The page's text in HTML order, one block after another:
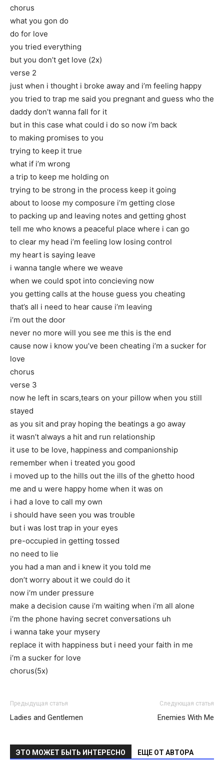
chorus
what you gon do
do for love
you tried everything
but you don’t get love (2x)
verse 2
just when i thought i broke away and i’m feeling happy
you tried to trap me said you pregnant and guess who the
daddy don’t wanna fall for it
but in this case what could i do so now i’m back
to making promises to you
trying to keep it true
what if i’m wrong
a trip to keep me holding on
trying to be strong in the process keep it going
about to loose my composure i’m getting close
to packing up and leaving notes and getting ghost
tell me who knows a peaceful place where i can go
to clear my head i’m feeling low losing control
my heart is saying leave
i wanna tangle where we weave
when we could spot into concieving now
you getting calls at the house guess you cheating
that’s all i need to hear cause i’m leaving
i’m out the door
never no more will you see me this is the end
cause now i know you’ve been cheating i’m a sucker for
love
chorus
verse 3
now he left in scars,tears on your pillow when you still
stayed
as you sit and pray hoping the beatings a go away
it wasn’t always a hit and run relationship
it use to be love, happiness and companionship
remember when i treated you good
i moved up to the hills out the ills of the ghetto hood
me and u were happy home when it was on
i had a love to call my own
i should have seen you was trouble
but i was lost trap in your eyes
pre-occupied in getting tossed
no need to lie
you had a man and i knew it you told me
don’t worry about it we could do it
now i’m under pressure
make a decision cause i’m waiting when i’m all alone
i’m the phone having secret conversations uh
i wanna take your mysery
replace it with happiness but i need your faith in me
i’m a sucker for love
chorus(5x)
Предыдущая статья
Ladies and Gentlemen
Следующая статья
Enemies With Me
ЭТО МОЖЕТ БЫТЬ ИНТЕРЕСНО ЕЩЕ ОТ АВТОРА